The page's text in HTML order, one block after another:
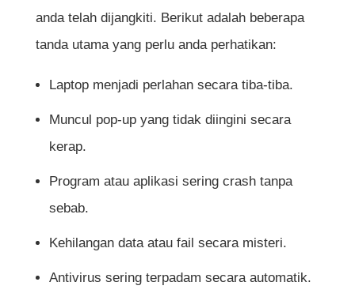
kerosakan kekal pada laptop?
dengan antivirus?
Apakah tanda paling jelas laptop saya
dijangkiti virus?
Adakah memasang lebih daripada satu
antivirus membantu meningkatkan
keselamatan?
Adakah menghapus virus akan
anda telah dijangkiti. Berikut adalah beberapa
tanda utama yang perlu anda perhatikan:
Laptop menjadi perlahan secara tiba-tiba.
Muncul pop-up yang tidak diingini secara
kerap.
Program atau aplikasi sering crash tanpa
sebab.
Kehilangan data atau fail secara misteri.
Antivirus sering terpadam secara automatik.